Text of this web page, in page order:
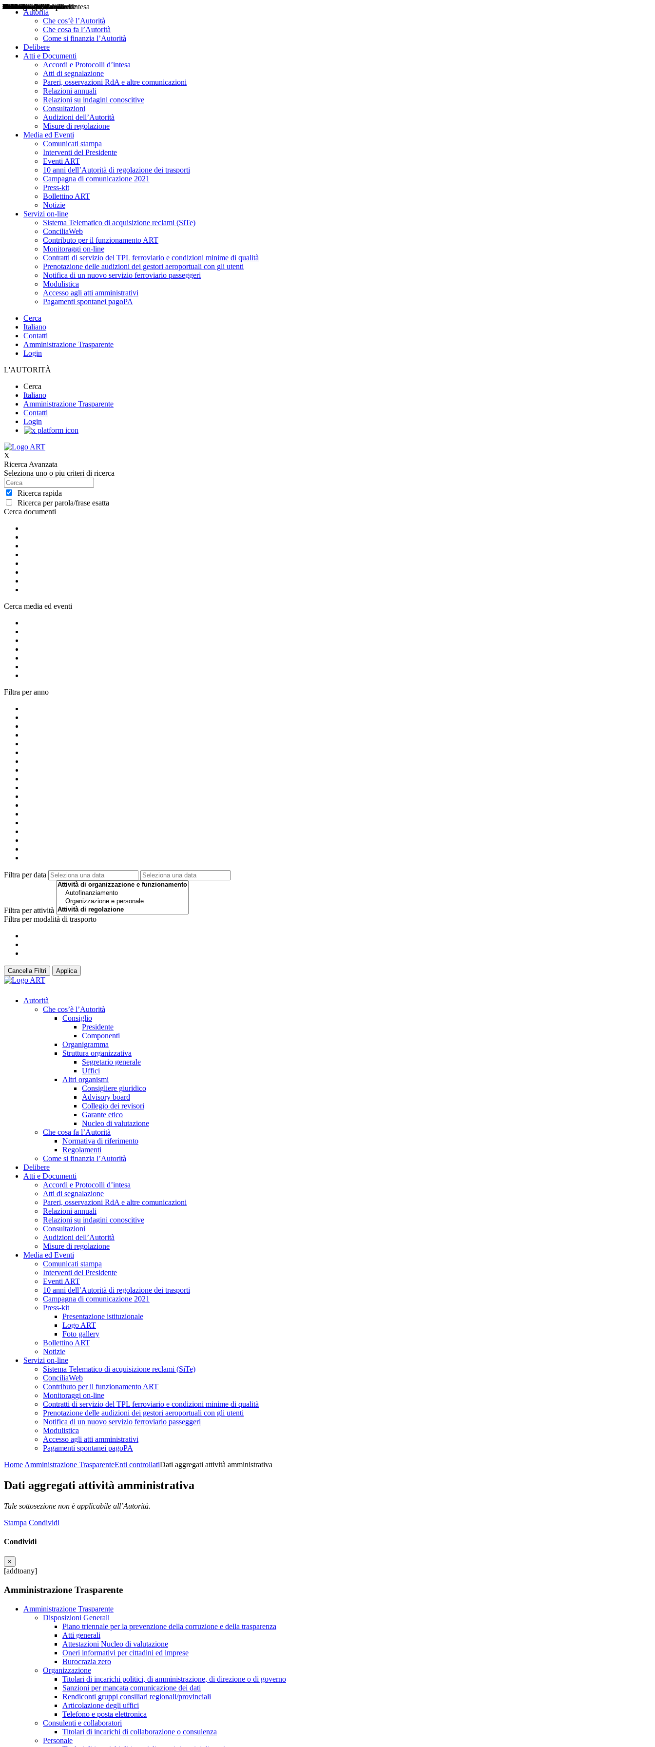
Autorità
Che cos’è l’Autorità
Che cosa fa l’Autorità
Come si finanzia l’Autorità
Delibere
Atti e Documenti
Accordi e Protocolli d’intesa
Atti di segnalazione
Pareri, osservazioni RdA e altre comunicazioni
Relazioni annuali
Relazioni su indagini conoscitive
Consultazioni
Audizioni dell’Autorità
Misure di regolazione
Media ed Eventi
Comunicati stampa
Interventi del Presidente
Eventi ART
10 anni dell’Autorità di regolazione dei trasporti
Campagna di comunicazione 2021
Press-kit
Bollettino ART
Notizie
Servizi on-line
Sistema Telematico di acquisizione reclami (SiTe)
ConciliaWeb
Contributo per il funzionamento ART
Monitoraggi on-line
Contratti di servizio del TPL ferroviario e condizioni minime di qualità
Prenotazione delle audizioni dei gestori aeroportuali con gli utenti
Notifica di un nuovo servizio ferroviario passeggeri
Modulistica
Accesso agli atti amministrativi
Pagamenti spontanei pagoPA
Cerca
Italiano
Contatti
Amministrazione Trasparente
Login
L'AUTORITÀ
Cerca
Italiano
Amministrazione Trasparente
Contatti
Login
X
Ricerca Avanzata
Seleziona uno o piu criteri di ricerca
Ricerca rapida
Ricerca per parola/frase esatta
Cerca documenti
Delibere
Pareri
Consultazioni
Audizioni
Atti di Segnalazione
Accordi e Protocolli d'Intesa
Relazioni annuali
Misure di regolazione
Cerca media ed eventi
Notizie
Comunicati Stampa
Bollettini ART
Convegni ART
Interviste del Presidente
Articoli in primo piano
Interventi del Presidente
Filtra per anno
2004
2005
2010
2013
2014
2015
2016
2017
2018
2019
202
2020
2021
2022
2023
2024
2025
2026
Filtra per data
Filtra per attività
Filtra per modalità di trasporto
Aereo
Marittimo
Terrestre
Cancella Filtri Applica
Autorità
Che cos’è l’Autorità
Consiglio
Presidente
Componenti
Organigramma
Struttura organizzativa
Segretario generale
Uffici
Altri organismi
Consigliere giuridico
Advisory board
Collegio dei revisori
Garante etico
Nucleo di valutazione
Che cosa fa l’Autorità
Normativa di riferimento
Regolamenti
Come si finanzia l’Autorità
Delibere
Atti e Documenti
Accordi e Protocolli d’intesa
Atti di segnalazione
Pareri, osservazioni RdA e altre comunicazioni
Relazioni annuali
Relazioni su indagini conoscitive
Consultazioni
Audizioni dell’Autorità
Misure di regolazione
Media ed Eventi
Comunicati stampa
Interventi del Presidente
Eventi ART
10 anni dell’Autorità di regolazione dei trasporti
Campagna di comunicazione 2021
Press-kit
Presentazione istituzionale
Logo ART
Foto gallery
Bollettino ART
Notizie
Servizi on-line
Sistema Telematico di acquisizione reclami (SiTe)
ConciliaWeb
Contributo per il funzionamento ART
Monitoraggi on-line
Contratti di servizio del TPL ferroviario e condizioni minime di qualità
Prenotazione delle audizioni dei gestori aeroportuali con gli utenti
Notifica di un nuovo servizio ferroviario passeggeri
Modulistica
Accesso agli atti amministrativi
Pagamenti spontanei pagoPA
Home Amministrazione TrasparenteEnti controllatiDati aggregati attività amministrativa
Dati aggregati attività amministrativa
Tale sottosezione non è applicabile all’Autorità.
Stampa Condividi
Condividi
×
[addtoany]
Amministrazione Trasparente
Amministrazione Trasparente
Disposizioni Generali
Piano triennale per la prevenzione della corruzione e della trasparenza
Atti generali
Attestazioni Nucleo di valutazione
Oneri informativi per cittadini ed imprese
Burocrazia zero
Organizzazione
Titolari di incarichi politici, di amministrazione, di direzione o di governo
Sanzioni per mancata comunicazione dei dati
Rendiconti gruppi consiliari regionali/provinciali
Articolazione degli uffici
Telefono e posta elettronica
Consulenti e collaboratori
Titolari di incarichi di collaborazione o consulenza
Personale